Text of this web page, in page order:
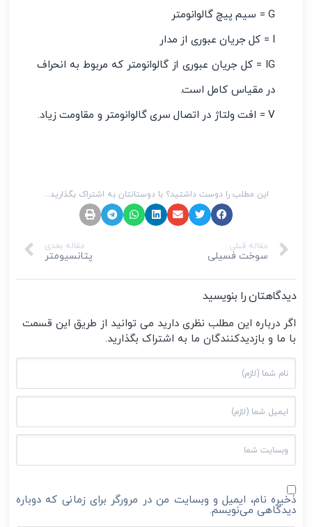
G = سیم پیچ گالوانومتر
I = کل جریان عبوری از مدار
IG = کل جریان عبوری از گالوانومتر که مربوط به انحراف
در مقیاس کامل است.
V = افت ولتاژ در اتصال سری گالوانومتر و مقاومت زیاد.
این مطلب را دوست داشتید؟ با دوستانتان به اشتراک بگذارید...
مقاله قبلی
سوخت فسیلی
مقاله بعدی
پتانسیومتر
دیدگاهتان را بنویسید
اگر درباره این مطلب نظری دارید می توانید از طریق این قسمت
با ما و بازدیدکنندگان ما به اشتراک بگذارید.
ذخیره نام، ایمیل و وبسایت من در مرورگر برای زمانی که دوباره
دیدگاهی می‌نویسم.